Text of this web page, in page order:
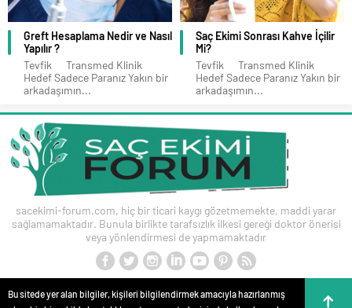
Greft Hesaplama Nedir ve Nasıl
Yapılır ?
Tevfik Transmed Klinik
Hedef Sadece Paranız Yakın bir
arkadaşımın...
Saç Ekimi Sonrası Kahve İçilir
Mi?
Tevfik Transmed Klinik
Hedef Sadece Paranız Yakın bir
arkadaşımın...
sacekimi-forum.com, hiç bir ticari kaygı gözetmemekte, maddi yarar
sağlamamaktadır. Bunula birlikte tarafsızlık ilkesi gereği doktor önerisi
veya yönlendirmesi de yapmamaktadır
Bu sitede yer alan bilgiler, kişileri bilgilendirmek amacıyla hazırlanmış